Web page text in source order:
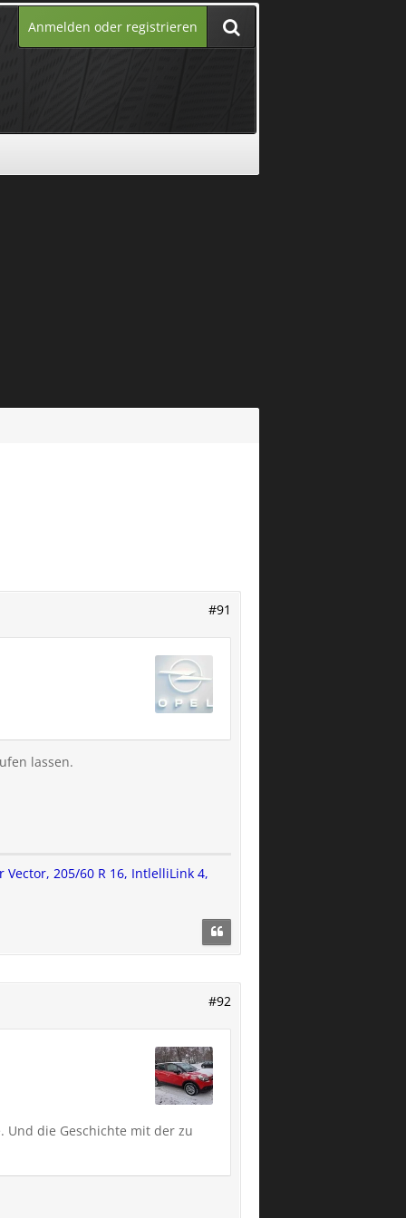
Anmelden oder registrieren
#91
lassen.
Vector, 205/60 R 16, IntlelliLink 4,
#92
die Geschichte mit der zu